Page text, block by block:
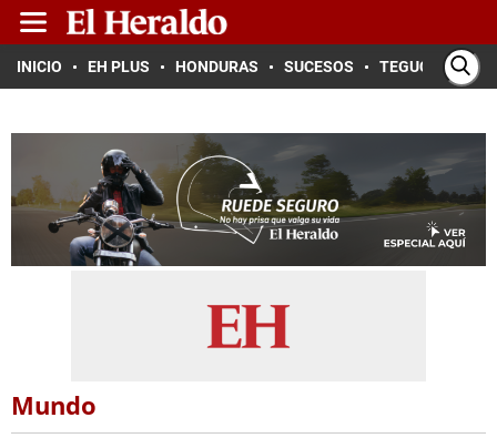
INICIO EH PLUS HONDURAS SUCESOS TEGUCIGALPA
Mundo